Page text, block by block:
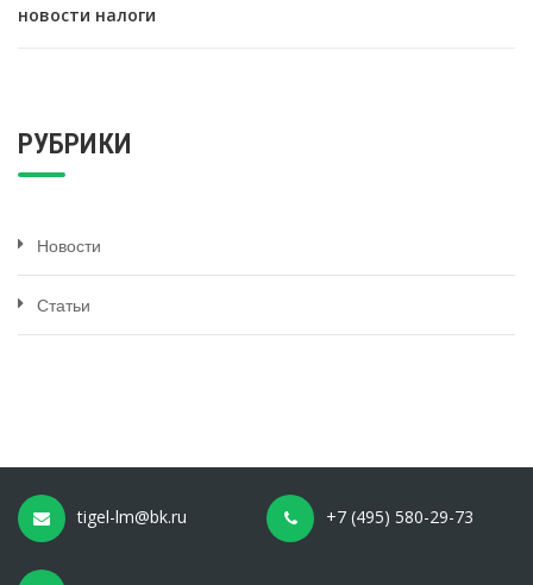
новости налоги
РУБРИКИ
Новости
Статьи
tigel-lm@bk.ru +7 (495) 580-29-73